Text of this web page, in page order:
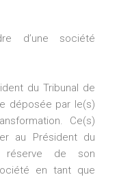
d’une société
du Tribunal de
déposée par le(s)
Ce(s)
au Président du
réserve de son
en tant que